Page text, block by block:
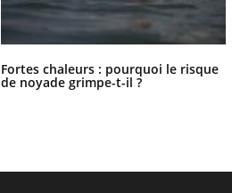
Fortes chaleurs : pourquoi le risque
de noyade grimpe-t-il ?